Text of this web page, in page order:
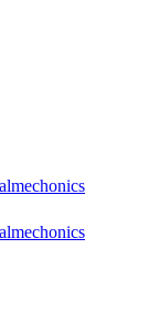
mechonics
mechonics